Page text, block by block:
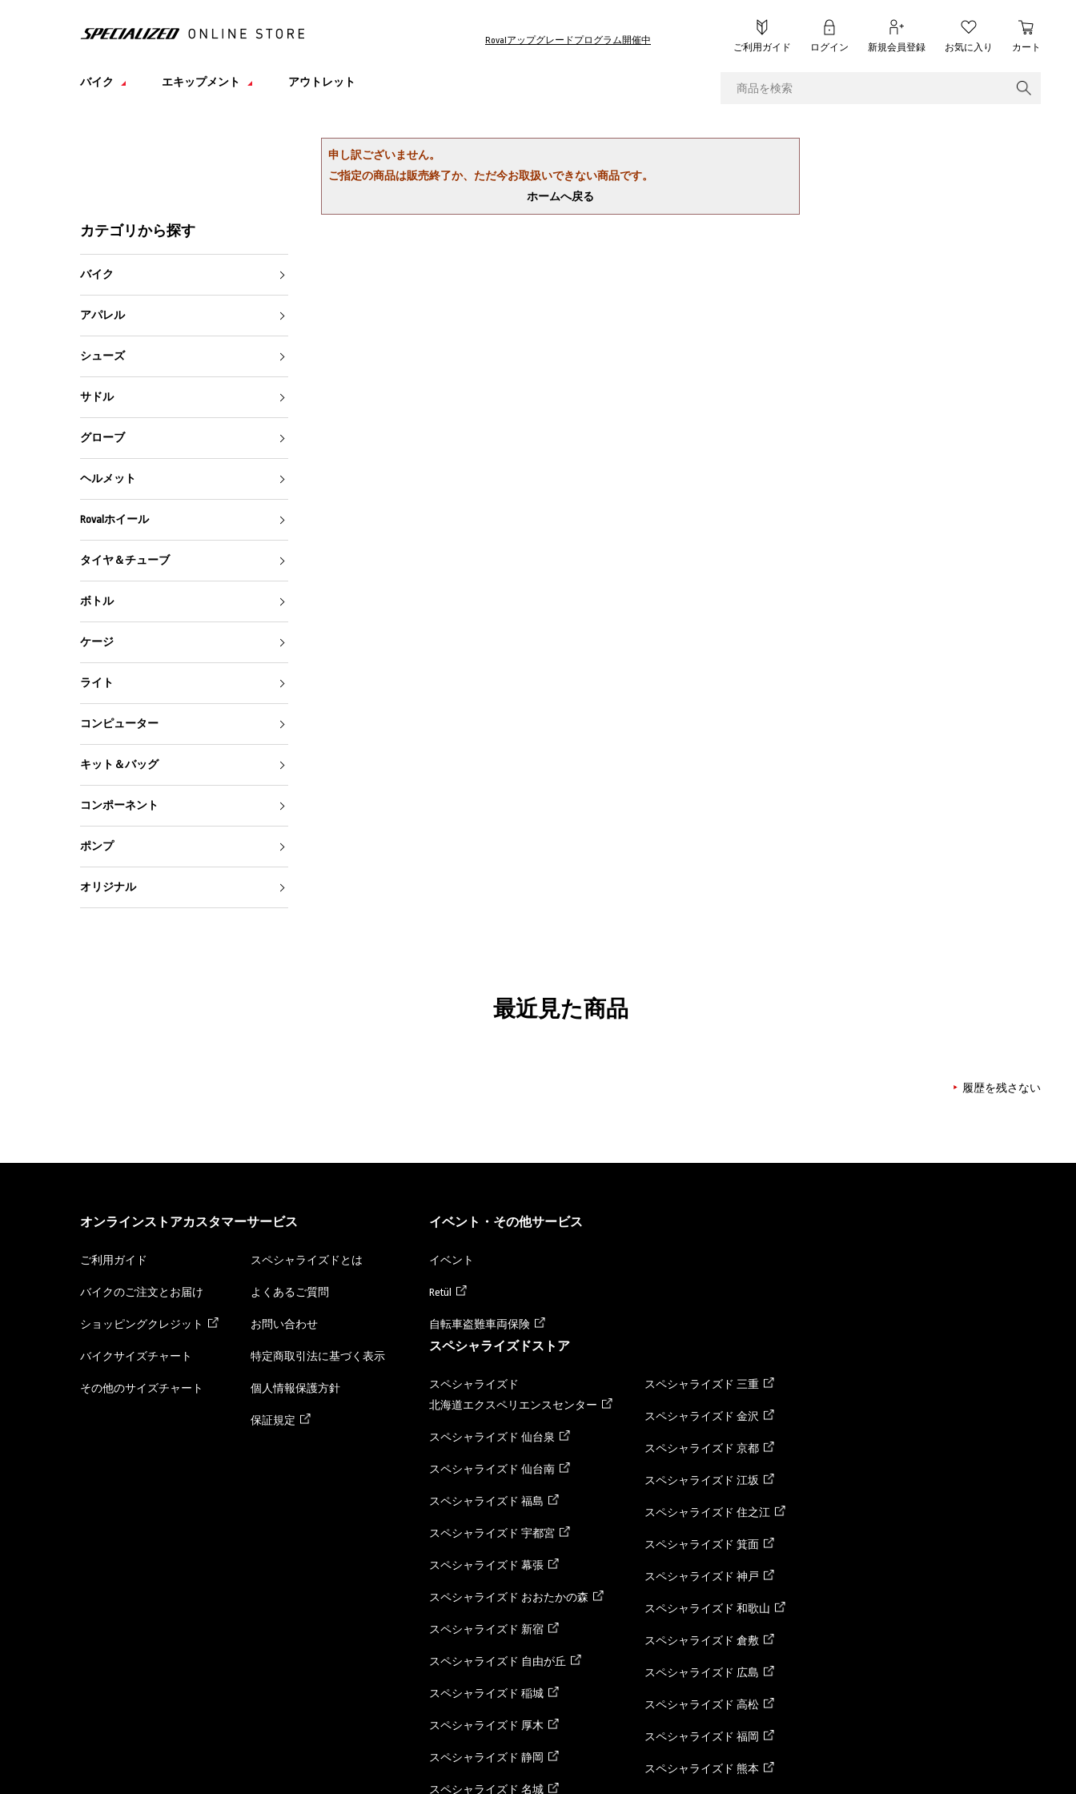
Rovalアップグレードプログラム開催中
ご利用ガイド ログイン 新規会員登録 お気に入り カート
バイク エキップメント アウトレット
申し訳ございません。
ご指定の商品は販売終了か、ただ今お取扱いできない商品です。
ホームへ戻る
カテゴリから探す
バイク
アパレル
シューズ
サドル
グローブ
ヘルメット
Rovalホイール
タイヤ＆チューブ
ボトル
ケージ
ライト
コンピューター
キット＆バッグ
コンポーネント
ポンプ
オリジナル
最近見た商品
履歴を残さない
オンラインストアカスタマーサービス
ご利用ガイド
バイクのご注文とお届け
ショッピングクレジット
バイクサイズチャート
その他のサイズチャート
スペシャライズドとは
よくあるご質問
お問い合わせ
特定商取引法に基づく表示
個人情報保護方針
保証規定
イベント・その他サービス
イベント
Retül
自転車盗難車両保険
スペシャライズドストア
スペシャライズド
北海道エクスペリエンスセンター
スペシャライズド 仙台泉
スペシャライズド 仙台南
スペシャライズド 福島
スペシャライズド 宇都宮
スペシャライズド 幕張
スペシャライズド おおたかの森
スペシャライズド 新宿
スペシャライズド 自由が丘
スペシャライズド 稲城
スペシャライズド 厚木
スペシャライズド 静岡
スペシャライズド 名城
スペシャライズド 三重
スペシャライズド 金沢
スペシャライズド 京都
スペシャライズド 江坂
スペシャライズド 住之江
スペシャライズド 箕面
スペシャライズド 神戸
スペシャライズド 和歌山
スペシャライズド 倉敷
スペシャライズド 広島
スペシャライズド 高松
スペシャライズド 福岡
スペシャライズド 熊本